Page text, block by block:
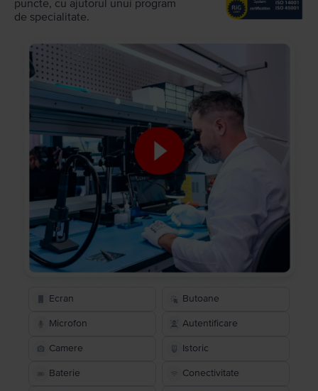
puncte, cu ajutorul unui program
de specialitate.
Ecran Butoane
Microfon Autentificare
Camere Istoric
Baterie Conectivitate